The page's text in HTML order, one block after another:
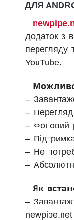
ДЛЯ
додаток з
перегляду
YouTube.
–
–
– Фоновий
–
– Не
–
Як
–